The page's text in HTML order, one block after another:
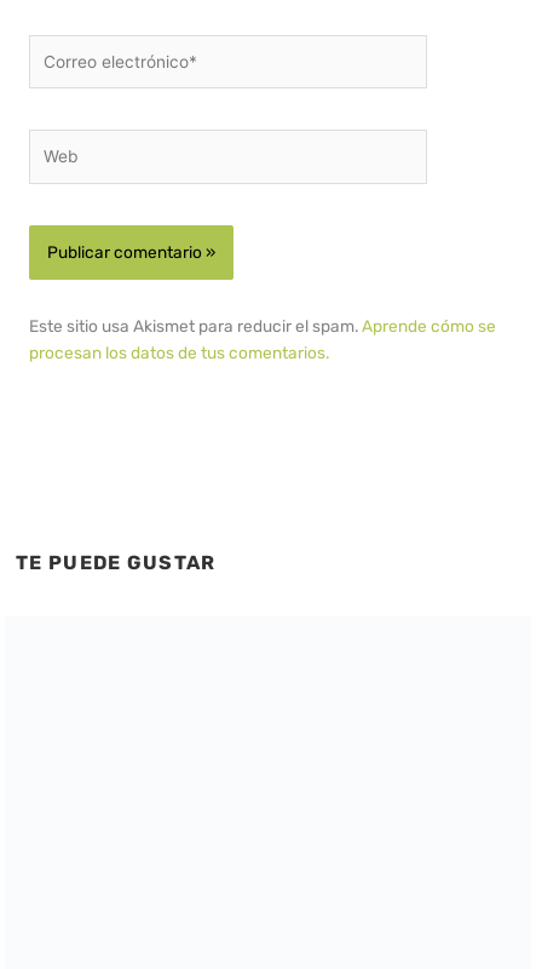
electrónico*
Este sitio usa Akismet para reducir el spam.Aprende cómo se
procesan los datos de tus comentarios.
TE PUEDE GUSTAR